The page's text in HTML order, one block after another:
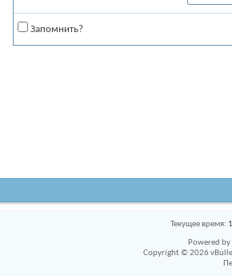
Запомнить?
Текущее время:
Powered by
Copyright © 2026